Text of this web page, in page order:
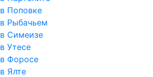
Поповке
Рыбачьем
Симеизе
Утесе
Форосе
Ялте